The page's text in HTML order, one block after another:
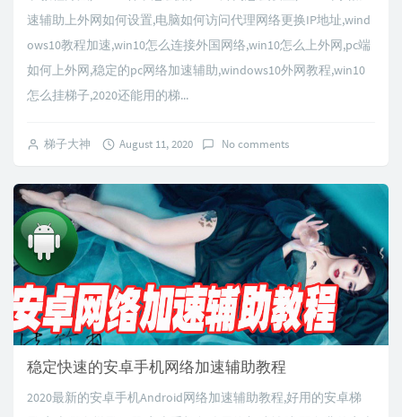
速辅助上外网如何设置,电脑如何访问代理网络更换IP地址,wind
ows10教程加速,win10怎么连接外国网络,win10怎么上外网,pc端
如何上外网,稳定的pc网络加速辅助,windows10外网教程,win10
怎么挂梯子,2020还能用的梯...
梯子大神 August 11, 2020 No comments
稳定快速的安卓手机网络加速辅助教程
2020最新的安卓手机Android网络加速辅助教程,好用的安卓梯